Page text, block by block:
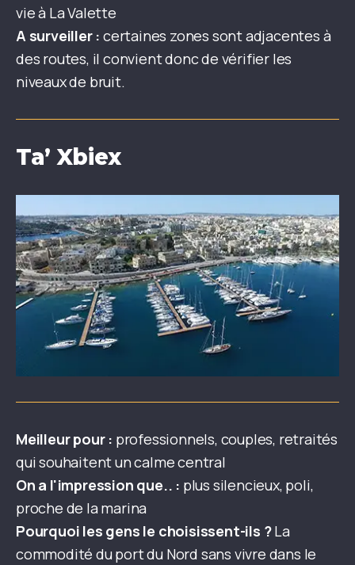
vie à La Valette
A surveiller : certaines zones sont adjacentes à
des routes, il convient donc de vérifier les
niveaux de bruit.
Ta’ Xbiex
Meilleur pour : professionnels, couples, retraités
qui souhaitent un calme central
On a l'impression que.. : plus silencieux, poli,
proche de la marina
Pourquoi les gens le choisissent-ils ?La
commodité du port du Nord sans vivre dans le